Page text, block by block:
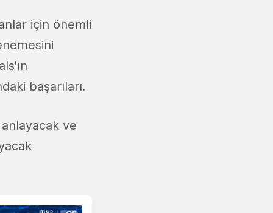
için önemli
başarıları.
ve